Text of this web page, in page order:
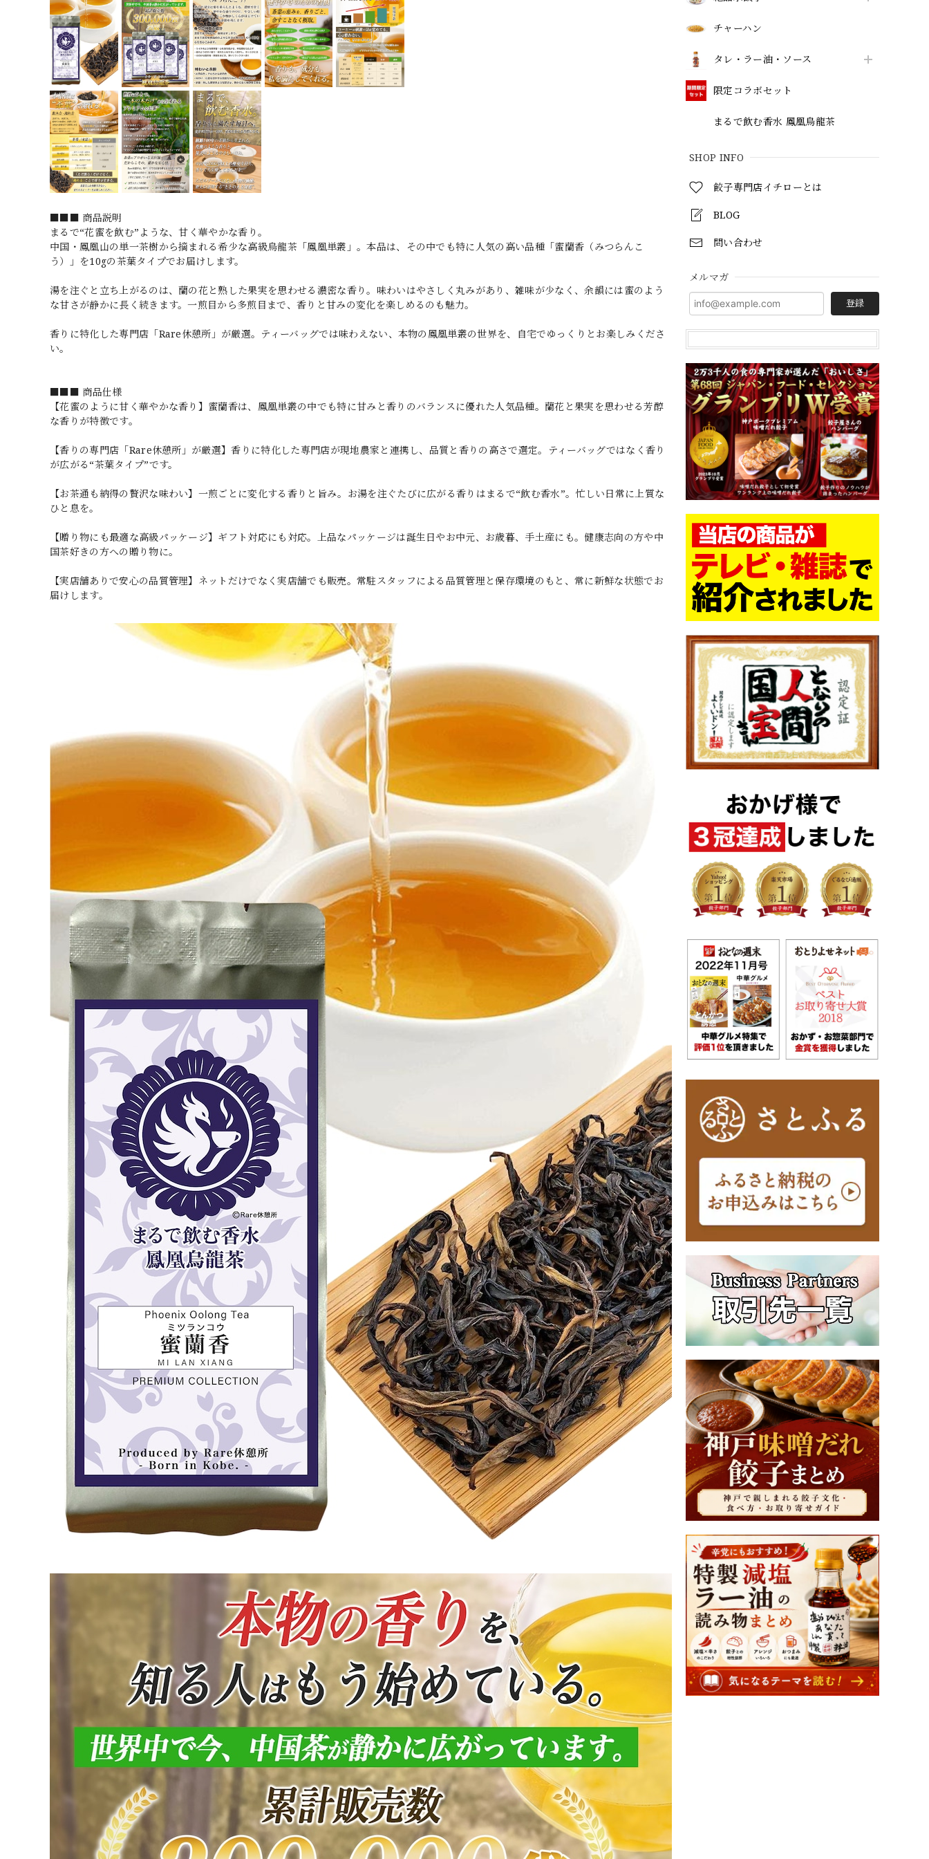
チャーハン
タレ・ラー油・ソース
限定コラボセット
まるで飲む香水 鳳凰烏龍茶
SHOP INFO
餃子専門店イチローとは
BLOG
問い合わせ
メルマガ
登録
■■■ 商品説明
まるで“花蜜を飲む”ような、甘く華やかな香り。
中国・鳳凰山の単一茶樹から摘まれる希少な高級烏龍茶「鳳凰単叢」。本品は、その中でも特に人気の高い品種「蜜蘭香（みつらんこ
う）」を10gの茶葉タイプでお届けします。
湯を注ぐと立ち上がるのは、蘭の花と熟した果実を思わせる濃密な香り。味わいはやさしく丸みがあり、雑味が少なく、余韻には蜜のよう
な甘さが静かに長く続きます。一煎目から多煎目まで、香りと甘みの変化を楽しめるのも魅力。
香りに特化した専門店「Rare休憩所」が厳選。ティーバッグでは味わえない、本物の鳳凰単叢の世界を、自宅でゆっくりとお楽しみくださ
い。
■■■ 商品仕様
【花蜜のように甘く華やかな香り】蜜蘭香は、鳳凰単叢の中でも特に甘みと香りのバランスに優れた人気品種。蘭花と果実を思わせる芳醇
な香りが特徴です。
【香りの専門店「Rare休憩所」が厳選】香りに特化した専門店が現地農家と連携し、品質と香りの高さで選定。ティーバッグではなく香り
が広がる“茶葉タイプ”です。
【お茶通も納得の贅沢な味わい】一煎ごとに変化する香りと旨み。お湯を注ぐたびに広がる香りはまるで“飲む香水”。忙しい日常に上質な
ひと息を。
【贈り物にも最適な高級パッケージ】ギフト対応にも対応。上品なパッケージは誕生日やお中元、お歳暮、手土産にも。健康志向の方や中
国茶好きの方への贈り物に。
【実店舗ありで安心の品質管理】ネットだけでなく実店舗でも販売。常駐スタッフによる品質管理と保存環境のもと、常に新鮮な状態でお
届けします。